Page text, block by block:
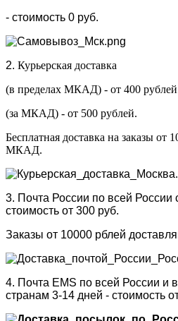
- стоимость 0 руб.
2. Курьерская доставка
(в пределах МКАД) - от 400
(за МКАД) - от 500 рублей.
Бесплатная доставка на заказы от
МКАД.
3. Почта России по всей России
стоимость от 300 руб.
Заказы от 10000 рблей
4. Почта EMS по всей России и
странам 3-14 дней - стоимость